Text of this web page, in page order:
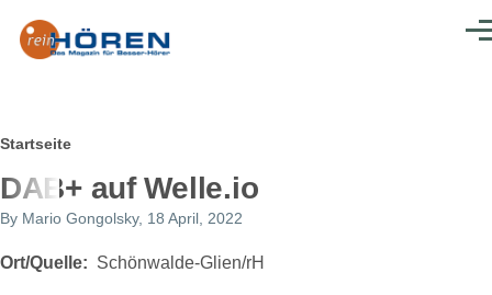
Pfadnavigation
Startseite
DAB+ auf Welle.io
By Mario Gongolsky, 18 April, 2022
Ort/Quelle Schönwalde-Glien/rH